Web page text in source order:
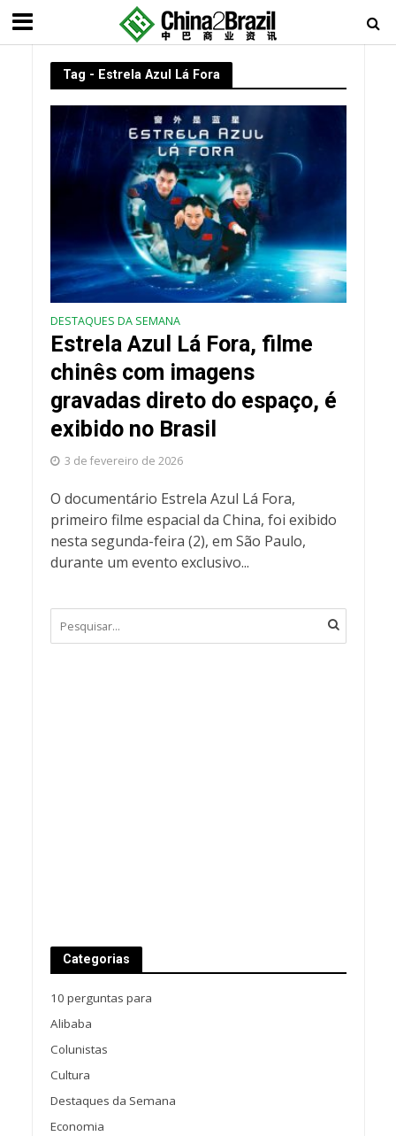
Tag - Estrela Azul Lá Fora
DESTAQUES DA SEMANA
Estrela Azul Lá Fora, filme
chinês com imagens
gravadas direto do espaço, é
exibido no Brasil
3 de fevereiro de 2026
O documentário Estrela Azul Lá Fora,
primeiro filme espacial da China, foi exibido
nesta segunda-feira (2), em São Paulo,
durante um evento exclusivo...
Categorias
10 perguntas para
Alibaba
Colunistas
Cultura
Destaques da Semana
Economia